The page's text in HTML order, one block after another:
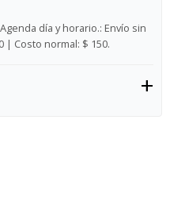
día y horario.: Envío sin
| Costo normal: $ 150.